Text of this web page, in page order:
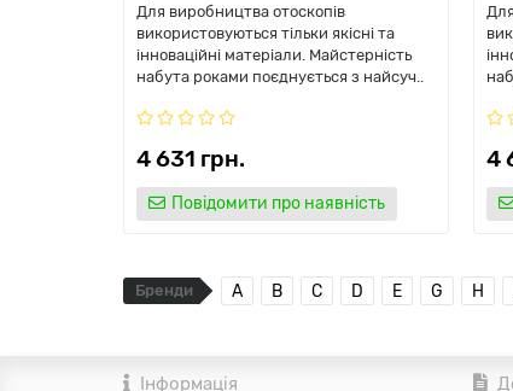
Для виробництва отоскопів
використовуються тільки якісні та
інноваційні матеріали. Майстерність
набута роками поєднується з найсуч..
4 631 грн.
Повідомити про наявність
4
Бренди A B C D E G H
Інформація